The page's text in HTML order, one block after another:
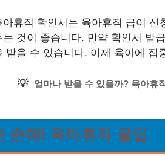
아휴직 확인서는 육아휴직 급여
는 것이 좋습니다. 만약 확인서 발
받을 수 있습니다. 이제 육아에 집
💡 얼마나 받을 수 있을까? 육아휴
손해! 육아휴직 꿀팁